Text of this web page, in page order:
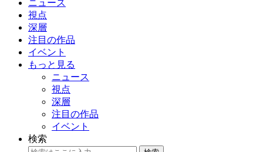
ニュース
視点
深層
注目の作品
イベント
もっと見る
ニュース
視点
深層
注目の作品
イベント
検索